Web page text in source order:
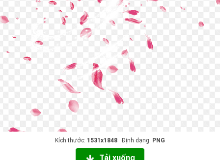
Kích thước: 1531x1848 Định dạng: PNG
Tải xuống